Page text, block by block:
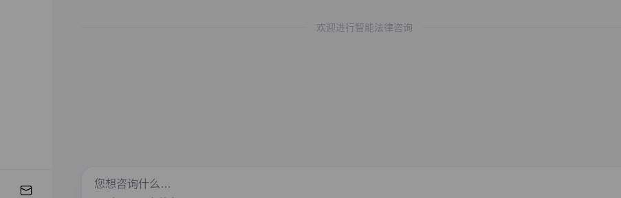
欢迎进行智能法律咨询